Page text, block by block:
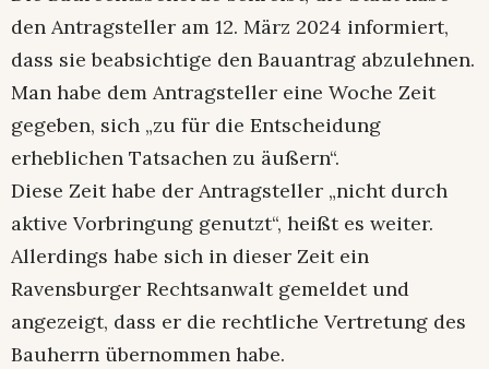
den Antragsteller am 12. März 2024 informiert,
dass sie beabsichtige den Bauantrag abzulehnen.
Man habe dem Antragsteller eine Woche Zeit
gegeben, sich „zu für die Entscheidung
erheblichen Tatsachen zu äußern“.
Diese Zeit habe der Antragsteller „nicht durch
aktive Vorbringung genutzt“, heißt es weiter.
Allerdings habe sich in dieser Zeit ein
Ravensburger Rechtsanwalt gemeldet und
angezeigt, dass er die rechtliche Vertretung des
Bauherrn übernommen habe.